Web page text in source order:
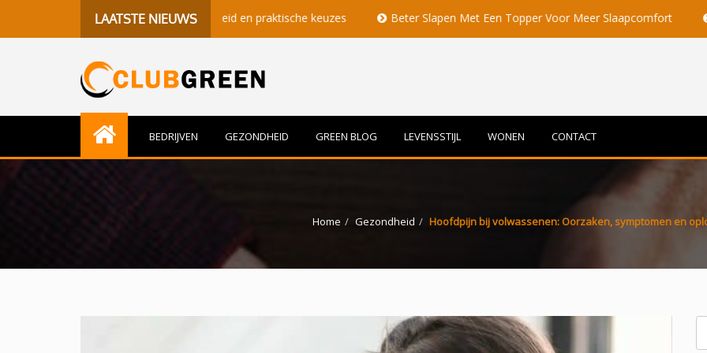
LAATSTE NIEUWS
momenten, gezondheid en praktische keuzes Beter Slapen Met Een Topper Voor Meer Slaapcomfort Volle Maan
BEDRIJVEN GEZONDHEID GREEN BLOG LEVENSSTIJL WONEN CONTACT
Home Gezondheid Hoofdpijn bij volwassenen: Oorzaken, symptomen en